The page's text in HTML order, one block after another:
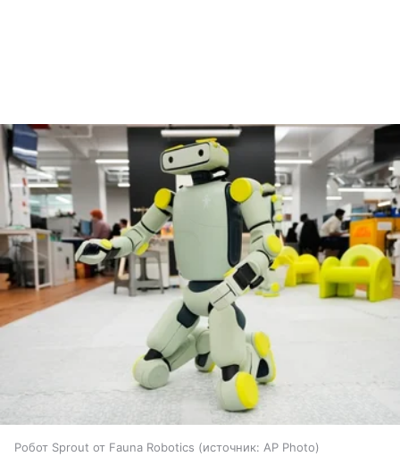
Робот Sprout от Fauna Robotics источник: AP Photo